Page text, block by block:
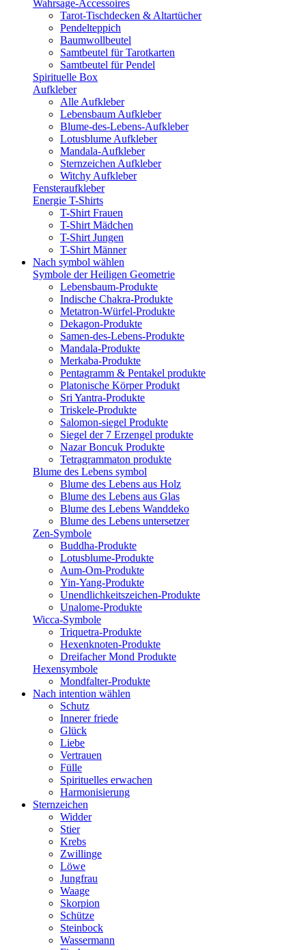
Wahrsage-Accessoires
Tarot-Tischdecken & Altartücher
Pendelteppich
Baumwollbeutel
Samtbeutel für Tarotkarten
Samtbeutel für Pendel
Spirituelle Box
Aufkleber
Alle Aufkleber
Lebensbaum Aufkleber
Blume-des-Lebens-Aufkleber
Lotusblume Aufkleber
Mandala-Aufkleber
Sternzeichen Aufkleber
Witchy Aufkleber
Fensteraufkleber
Energie T-Shirts
T-Shirt Frauen
T-Shirt Mädchen
T-Shirt Jungen
T-Shirt Männer
Nach symbol wählen
Symbole der Heiligen Geometrie
Lebensbaum-Produkte
Indische Chakra-Produkte
Metatron-Würfel-Produkte
Dekagon-Produkte
Samen-des-Lebens-Produkte
Mandala-Produkte
Merkaba-Produkte
Pentagramm & Pentakel produkte
Platonische Körper Produkt
Sri Yantra-Produkte
Triskele-Produkte
Salomon-siegel Produkte
Siegel der 7 Erzengel produkte
Nazar Boncuk Produkte
Tetragrammaton produkte
Blume des Lebens symbol​
Blume des Lebens aus Holz
Blume des Lebens aus Glas
Blume des Lebens Wanddeko
Blume des Lebens untersetzer
Zen-Symbole
Buddha-Produkte
Lotusblume-Produkte
Aum-Om-Produkte
Yin-Yang-Produkte
Unendlichkeitszeichen-Produkte
Unalome-Produkte
Wicca-Symbole
Triquetra-Produkte
Hexenknoten-Produkte
Dreifacher Mond Produkte
Hexensymbole
Mondfalter-Produkte
Nach intention wählen
Schutz
Innerer friede
Glück
Liebe
Vertrauen
Fülle
Spirituelles erwachen
Harmonisierung
Sternzeichen
Widder
Stier
Krebs
Zwillinge
Löwe
Jungfrau
Waage
Skorpion
Schütze
Steinbock
Wassermann